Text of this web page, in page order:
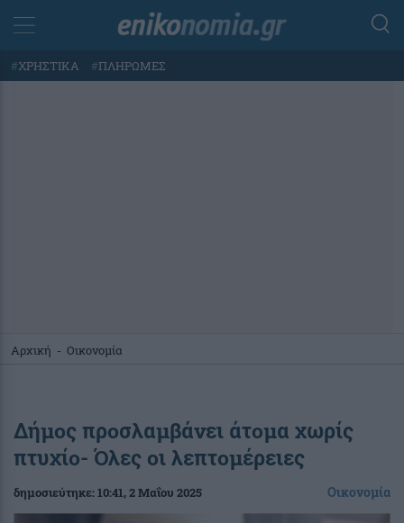
#ΧΡΗΣΤΙΚΑ #ΠΛΗΡΩΜΕΣ
Αρχική - Οικονομία
Δήμος προσλαμβάνει άτομα χωρίς
πτυχίο- Όλες οι λεπτομέρειες
δημοσιεύτηκε:10:41, 2 Μαΐου 2025 Οικονομία